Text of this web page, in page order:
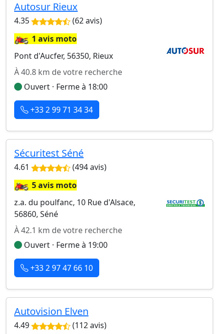
Autosur Rieux
4.35 (62 avis)
🏍️1 avis moto
Pont d'Aucfer, 56350, Rieux
À 40.8 km de votre recherche
Ouvert ⋅ Ferme à 18:00
+33 2 99 71 34 34
Sécuritest Séné
4.61 (494 avis)
🏍️5 avis moto
z.a. du poulfanc, 10 Rue d'Alsace,
56860, Séné
À 42.1 km de votre recherche
Ouvert ⋅ Ferme à 19:00
+33 2 97 47 66 10
Autovision Elven
4.49 (112 avis)